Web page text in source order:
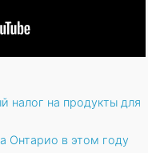
налог на продукты для
Онтарио в этом году